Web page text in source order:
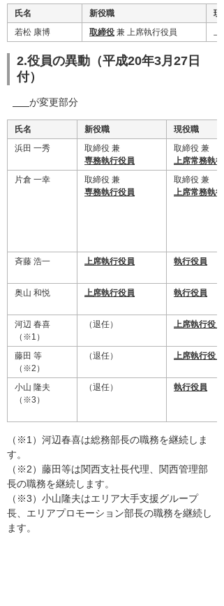
氏名 新役職
現
若松 康博
取締役 兼 上席執行役員 上
2.役員の異動（平成20年3月27日
付）
が変更部分
氏名 新役職
現役職
浜田 一秀
取締役 兼
専務執行役員
取締役 兼
上席常務執行
片倉 一幸
取締役 兼
専務執行役員
取締役 兼
上席常務執行
斉藤 浩一 上席執行役員 執行役員
奥山 和悦 上席執行役員 執行役員
河辺 春喜
（※1）
（退任） 上席執行役員
藤田 等
（※2）
（退任） 上席執行役員
小山 隆夫
（※3）
（退任） 執行役員
（※1）河辺春喜は総務部長の職務を継続しま
す。
（※2）藤田等は関西支社長代理、関西管理部
長の職務を継続します。
（※3）小山隆夫はエリア大手支援グループ
長、エリアプロモーション部長の職務を継続し
ます。